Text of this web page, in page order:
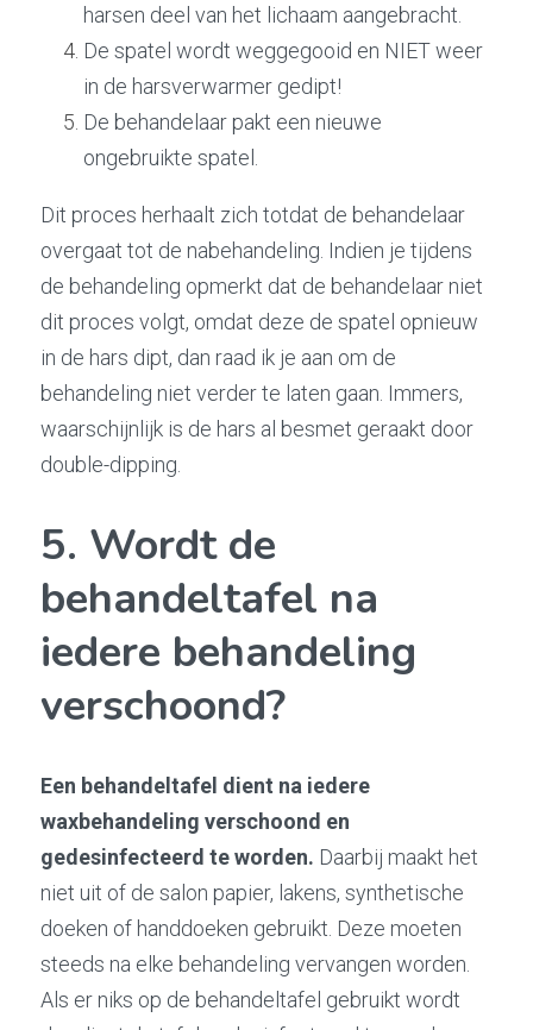
harsen deel van het lichaam aangebracht.
De spatel wordt weggegooid en NIET weer
in de harsverwarmer gedipt!
De behandelaar pakt een nieuwe
ongebruikte spatel.
Dit proces herhaalt zich totdat de behandelaar
overgaat tot de nabehandeling. Indien je tijdens
de behandeling opmerkt dat de behandelaar niet
dit proces volgt, omdat deze de spatel opnieuw
in de hars dipt, dan raad ik je aan om de
behandeling niet verder te laten gaan. Immers,
waarschijnlijk is de hars al besmet geraakt door
double-dipping.
5. Wordt de
behandeltafel na
iedere behandeling
verschoond?
Een behandeltafel dient na iedere
waxbehandeling verschoond en
gedesinfecteerd te worden. Daarbij maakt het
niet uit of de salon papier, lakens, synthetische
doeken of handdoeken gebruikt. Deze moeten
steeds na elke behandeling vervangen worden.
Als er niks op de behandeltafel gebruikt wordt